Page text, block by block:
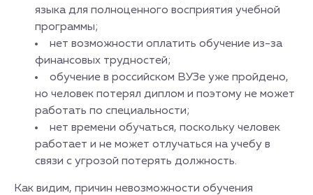
языка для полноценного восприятия учебной
программы;
нет возможности оплатить обучение из-за
финансовых трудностей;
обучение в российском ВУЗе уже пройдено,
но человек потерял диплом и поэтому не может
работать по специальности;
нет времени обучаться, поскольку человек
работает и не может отлучаться на учебу в
связи с угрозой потерять должность.
Как видим, причин невозможности обучения